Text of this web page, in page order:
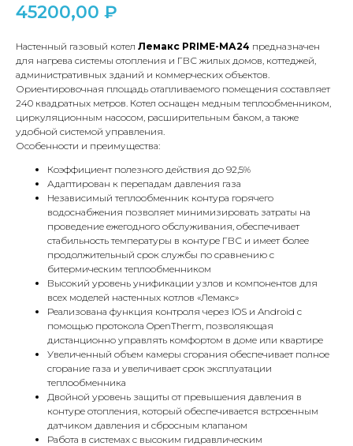
45200,00 ₽
Настенный газовый котел Лемакс PRIME-МА24 предназначен
для нагрева системы отопления и ГВС жилых домов, коттеджей,
административных зданий и коммерческих объектов.
Ориентировочная площадь отапливаемого помещения составляет
240 квадратных метров. Котел оснащен медным теплообменником,
циркуляционным насосом, расширительным баком, а также
удобной системой управления.
Особенности и преимущества:
Коэффициент полезного действия до 92,5%
Адаптирован к перепадам давления газа
Независимый теплообменник контура горячего
водоснабжения позволяет минимизировать затраты на
проведение ежегодного обслуживания, обеспечивает
стабильность температуры в контуре ГВС и имеет более
продолжительный срок службы по сравнению с
битермическим теплообменником
Высокий уровень унификации узлов и компонентов для
всех моделей настенных котлов «Лемакс»
Реализована функция контроля через IOS и Android с
помощью протокола OpenTherm, позволяющая
дистанционно управлять комфортом в доме или квартире
Увеличенный объем камеры сгорания обеспечивает полное
сгорание газа и увеличивает срок эксплуатации
теплообменника
Двойной уровень защиты от превышения давления в
контуре отопления, который обеспечивается встроенным
датчиком давления и сбросным клапаном
Работа в системах с высоким гидравлическим